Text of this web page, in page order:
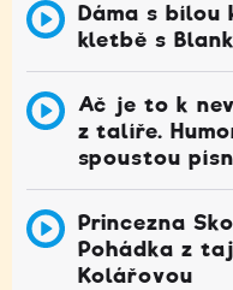
Dáma s bílou
kletbě s
Ač je to k
z talíře.
spoustou
Princezna
Pohádka z
Kolářovou